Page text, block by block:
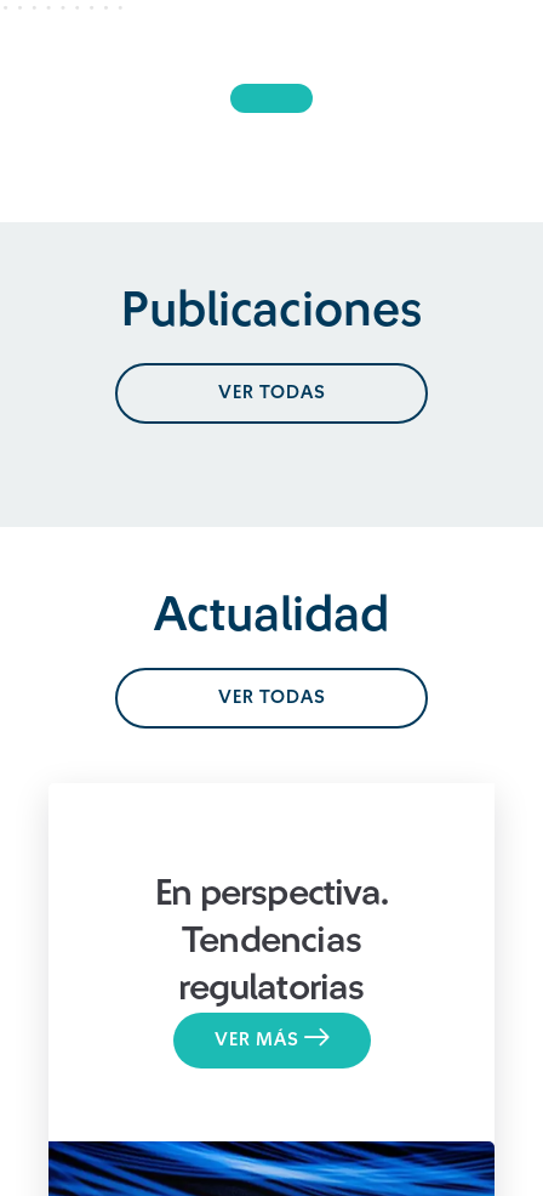
Publicaciones
VER TODAS
Actualidad
VER TODAS
En perspectiva.
Tendencias
regulatorias
VER MÁS